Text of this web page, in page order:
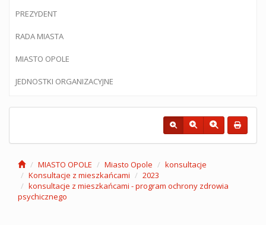
PREZYDENT
RADA MIASTA
MIASTO OPOLE
JEDNOSTKI ORGANIZACYJNE
MIASTO OPOLE Miasto Opole
konsultacje
Konsultacje z mieszkańcami
2023
konsultacje z mieszkańcami - program ochrony zdrowia
psychicznego